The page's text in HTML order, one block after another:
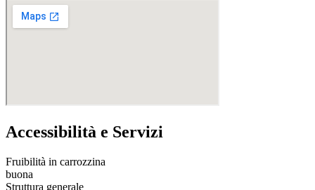
Accessibilità e Servizi
Fruibilità in carrozzina
buona
Struttura generale